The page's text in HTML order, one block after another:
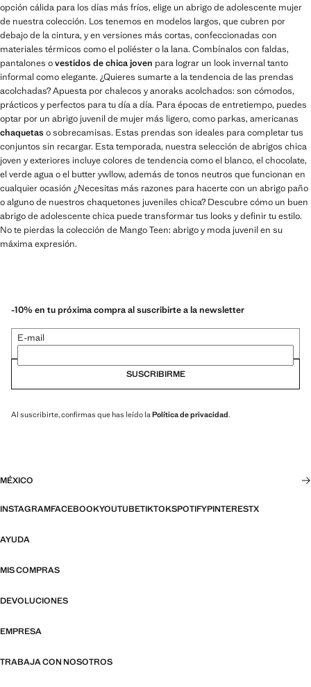
opción cálida para los días más fríos, elige un abrigo de adolescente mujer
de nuestra colección. Los tenemos en modelos largos, que cubren por
debajo de la cintura, y en versiones más cortas, confeccionadas con
materiales térmicos como el poliéster o la lana. Combínalos con faldas,
pantalones ovestidos de chica joven para lograr un look invernal tanto
informal como elegante. ¿Quieres sumarte a la tendencia de las prendas
acolchadas? Apuesta por chalecos y anoraks acolchados: son cómodos,
prácticos y perfectos para tu día a día. Para épocas de entretiempo, puedes
optar por un abrigo juvenil de mujer más ligero, como parkas, americanas
chaquetaso sobrecamisas. Estas prendas son ideales para completar tus
conjuntos sin recargar. Esta temporada, nuestra selección de abrigos chica
joven y exteriores incluye colores de tendencia como el blanco, el chocolate,
el verde agua o el butter ywllow, además de tonos neutros que funcionan en
cualquier ocasión ¿Necesitas más razones para hacerte con un abrigo paño
o alguno de nuestros chaquetones juveniles chica? Descubre cómo un buen
abrigo de adolescente chica puede transformar tus looks y definir tu estilo.
No te pierdas la colección de Mango Teen: abrigo y moda juvenil en su
máxima expresión.
-10% en tu próxima compra al suscribirte a la newsletter
E-mail
SUSCRIBIRME
Al suscribirte, confirmas que has leído la Política de privacidad.
MÉXICO
INSTAGRAMFACEBOOKYOUTUBETIKTOKSPOTIFYPINTERESTX
AYUDA
MIS COMPRAS
DEVOLUCIONES
EMPRESA
TRABAJA CON NOSOTROS